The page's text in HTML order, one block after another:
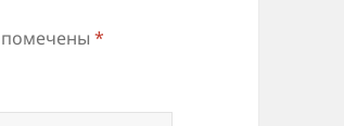
помечены*